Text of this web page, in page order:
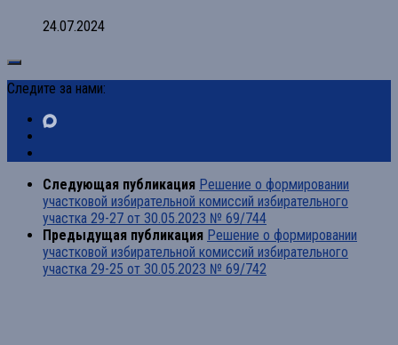
24.07.2024
Следите за нами:
Следующая публикация Решение о формировании
участковой избирательной комиссий избирательного
участка 29-27 от 30.05.2023 № 69/744
Предыдущая публикация Решение о формировании
участковой избирательной комиссий избирательного
участка 29-25 от 30.05.2023 № 69/742